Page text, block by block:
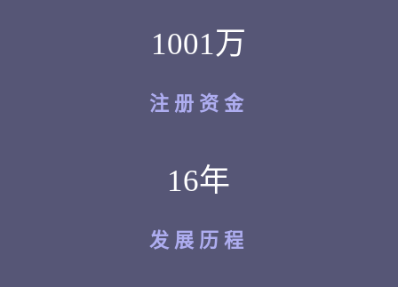
1001万
注册资金
16年
发展历程